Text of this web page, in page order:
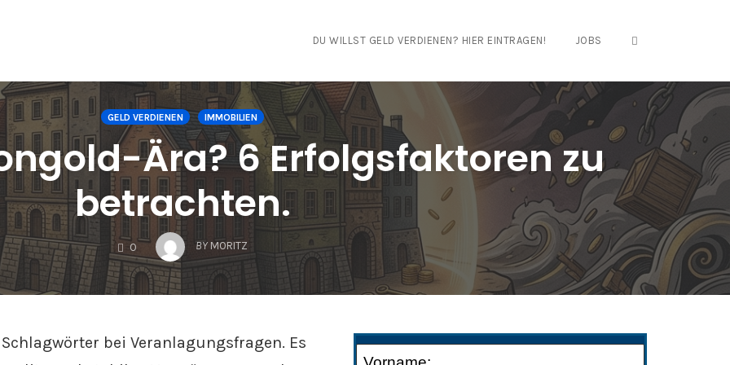
DU WILLST GELD VERDIENEN? HIER EINTRAGEN! JOBS
GELD VERDIENEN IMMOBILIEN
Ära? 6 Erfolgsfaktoren zu
betrachten.
0
COMMENTS
BY MORITZ
bei Veranlagungsfragen. Es